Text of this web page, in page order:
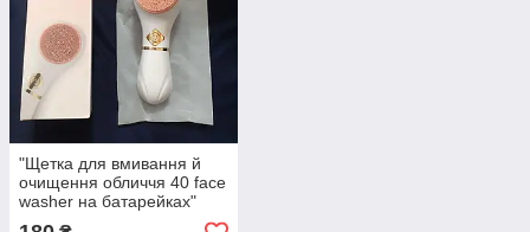
"Щетка для вмивання й
очищення обличчя 40 face
washer на батарейках"